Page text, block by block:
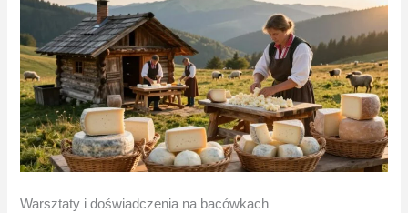
Warsztaty i doświadczenia na bacówkach